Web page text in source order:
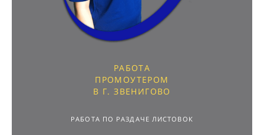
РАБОТА
ПРОМОУТЕРОМ
В Г. ЗВЕНИГОВО
РАБОТА ПО РАЗДАЧЕ ЛИСТОВОК